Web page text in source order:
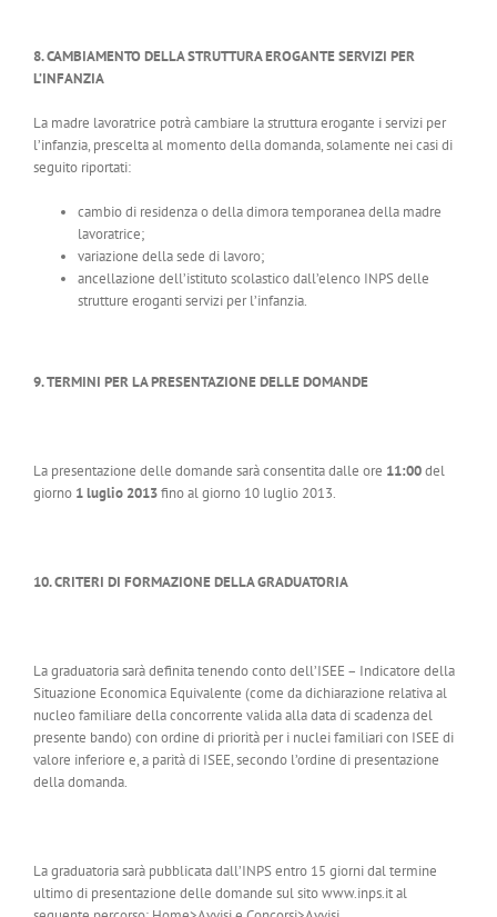
8. CAMBIAMENTO DELLA STRUTTURA EROGANTE SERVIZI PER
L’INFANZIA
La madre lavoratrice potrà cambiare la struttura erogante i servizi per
l’infanzia, prescelta al momento della domanda, solamente nei casi di
seguito riportati:
cambio di residenza o della dimora temporanea della madre
lavoratrice;
variazione della sede di lavoro;
ancellazione dell’istituto scolastico dall’elenco INPS delle
strutture eroganti servizi per l’infanzia.
9. TERMINI PER LA PRESENTAZIONE DELLE DOMANDE
La presentazione delle domande sarà consentita dalle ore 11:00del
giorno 1 luglio 2013fino al giorno 10 luglio 2013.
10. CRITERI DI FORMAZIONE DELLA GRADUATORIA
La graduatoria sarà definita tenendo conto dell’ISEE – Indicatore della
Situazione Economica Equivalente (come da dichiarazione relativa al
nucleo familiare della concorrente valida alla data di scadenza del
presente bando) con ordine di priorità per i nuclei familiari con ISEE di
valore inferiore e, a parità di ISEE, secondo l’ordine di presentazione
della domanda.
La graduatoria sarà pubblicata dall’INPS entro 15 giorni dal termine
ultimo di presentazione delle domande sul sito www.inps.it al